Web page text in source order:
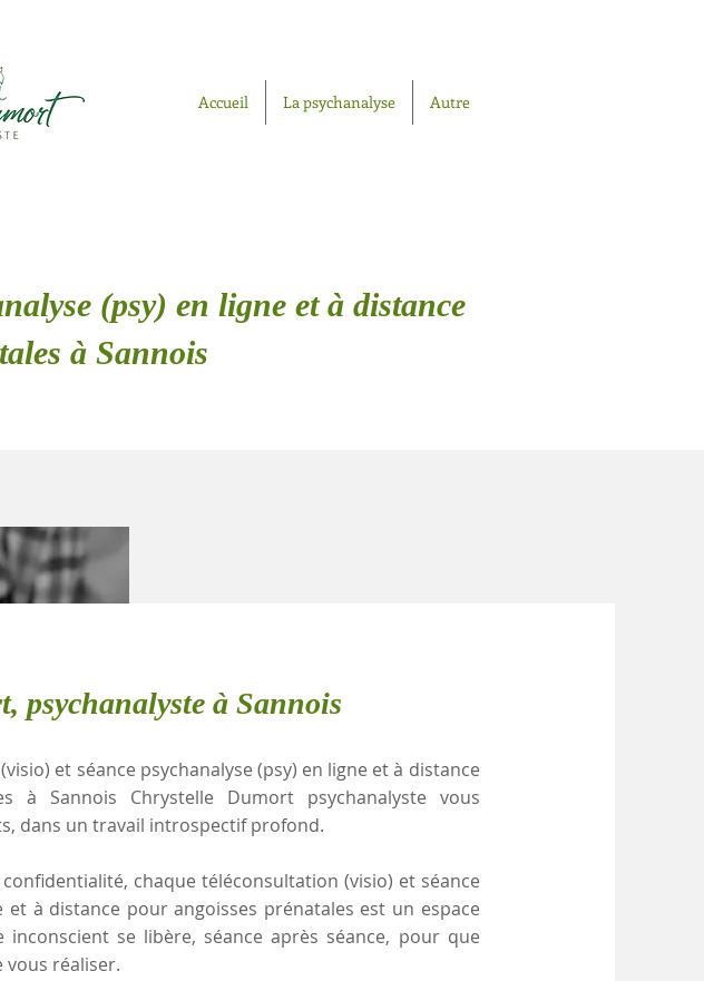
Accueil La psychanalyse Autre
(psy) en ligne et à distance
à Sannois
psychanalyste à Sannois
et séance psychanalyse (psy) en ligne et à distance
à Sannois Chrystelle Dumort psychanalyste vous
dans un travail introspectif profond.
chaque téléconsultation (visio) et séance
et à distance pour angoisses prénatales est un espace
se libère, séance après séance, pour que
vous réaliser.